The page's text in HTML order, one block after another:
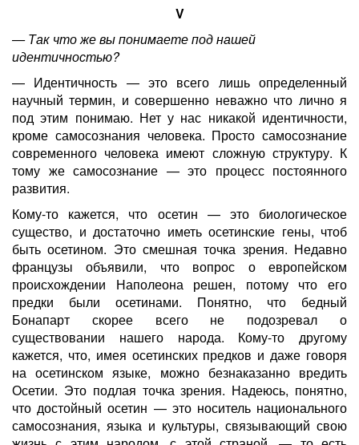
V
— Так что же вы понимаете под нашей
идентичностью?
— Идентичность — это всего лишь определенный
научный термин, и совершенно неважно что лично я
под этим понимаю. Нет у нас никакой идентичности,
кроме самосознания человека. Просто самосознание
современного человека имеют сложную структуру. К
тому же самосознание — это процесс постоянного
развития.
Кому-то кажется, что осетин — это биологическое
существо, и достаточно иметь осетинские гены, чтоб
быть осетином. Это смешная точка зрения. Недавно
французы объявили, что вопрос о европейском
происхождении Наполеона решен, потому что его
предки были осетинами. Понятно, что бедный
Бонапарт скорее всего не подозревал о
существовании нашего народа. Кому-то другому
кажется, что, имея осетинских предков и даже говоря
на осетинском языке, можно безнаказанно вредить
Осетии. Это подлая точка зрения. Надеюсь, понятно,
что достойный осетин — это носитель национального
самосознания, языка и культуры, связывающий свою